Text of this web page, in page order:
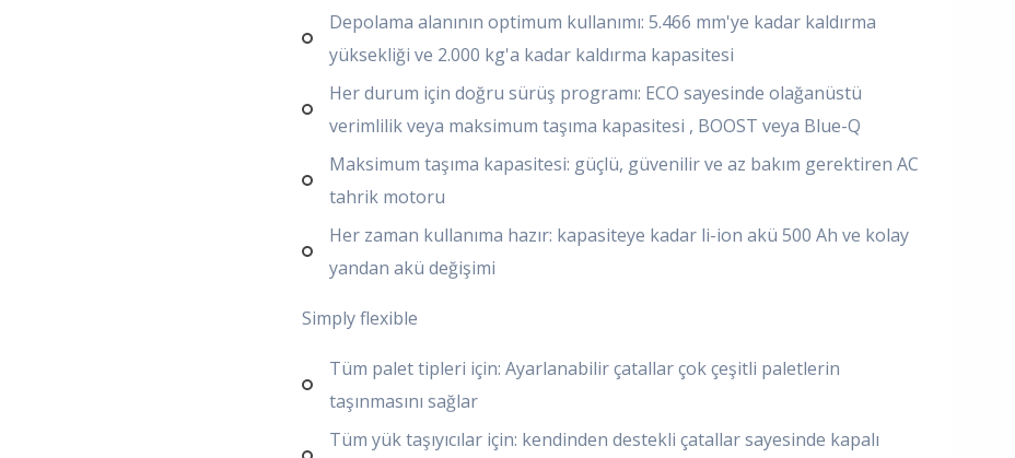
Depolama alanının optimum kullanımı: 5.466 mm'ye kadar kaldırma
yüksekliği ve 2.000 kg'a kadar kaldırma kapasitesi
Her durum için doğru sürüş programı: ECO sayesinde olağanüstü
verimlilik veya maksimum taşıma kapasitesi , BOOST veya Blue-Q
Maksimum taşıma kapasitesi: güçlü, güvenilir ve az bakım gerektiren AC
tahrik motoru
Her zaman kullanıma hazır: kapasiteye kadar li-ion akü 500 Ah ve kolay
yandan akü değişimi
Simply flexible
Tüm palet tipleri için: Ayarlanabilir çatallar çok çeşitli paletlerin
taşınmasını sağlar
Tüm yük taşıyıcılar için: kendinden destekli çatallar sayesinde kapalı